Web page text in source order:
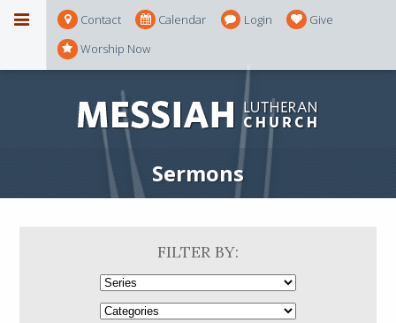
Contact Calendar Login
Give
Worship Now
Sermons
FILTER BY: